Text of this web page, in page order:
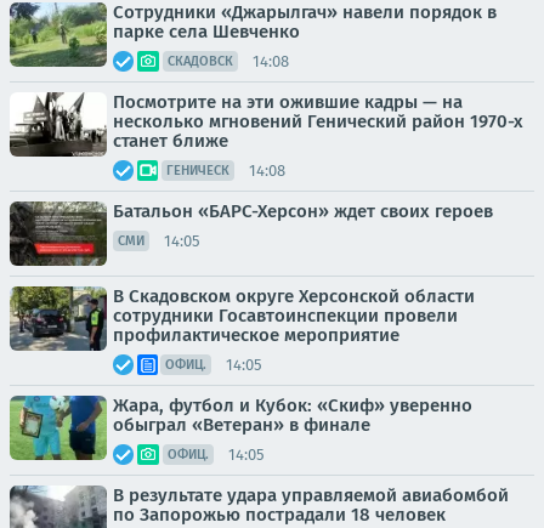
Сотрудники «Джарылгач» навели порядок в
парке села Шевченко
СКАДОВСК 14:08
Посмотрите на эти ожившие кадры — на
несколько мгновений Генический район 1970-х
станет ближе
ГЕНИЧЕСК 14:08
Батальон «БАРС-Херсон» ждет своих героев
СМИ 14:05
В Скадовском округе Херсонской области
сотрудники Госавтоинспекции провели
профилактическое мероприятие
ОФИЦ. 14:05
Жара, футбол и Кубок: «Скиф» уверенно
обыграл «Ветеран» в финале
ОФИЦ. 14:05
В результате удара управляемой авиабомбой
по Запорожью пострадали 18 человек